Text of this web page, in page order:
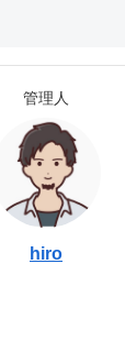
管理人
hiro